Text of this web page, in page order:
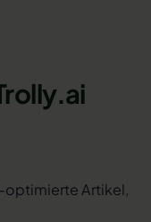
optimierte Artikel,